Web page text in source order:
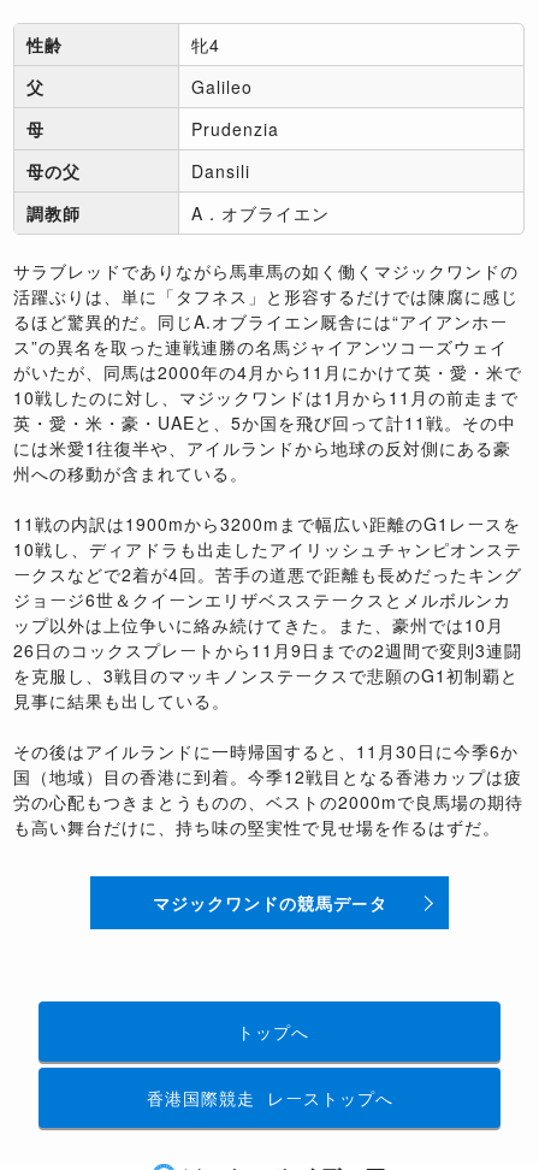
性齢
牝4
父
Galileo
母
Prudenzia
母の父
Dansili
調教師
A．オブライエン
サラブレッドでありながら馬車馬の如く働くマジックワンドの
活躍ぶりは、単に「タフネス」と形容するだけでは陳腐に感じ
るほど驚異的だ。同じA.オブライエン厩舎には“アイアンホー
ス”の異名を取った連戦連勝の名馬ジャイアンツコーズウェイ
がいたが、同馬は2000年の4月から11月にかけて英・愛・米で
10戦したのに対し、マジックワンドは1月から11月の前走まで
英・愛・米・豪・UAEと、5か国を飛び回って計11戦。その中
には米愛1往復半や、アイルランドから地球の反対側にある豪
州への移動が含まれている。
11戦の内訳は1900mから3200mまで幅広い距離のG1レースを
10戦し、ディアドラも出走したアイリッシュチャンピオンステ
ークスなどで2着が4回。苦手の道悪で距離も長めだったキング
ジョージ6世＆クイーンエリザベスステークスとメルボルンカ
ップ以外は上位争いに絡み続けてきた。また、豪州では10月
26日のコックスプレートから11月9日までの2週間で変則3連闘
を克服し、3戦目のマッキノンステークスで悲願のG1初制覇と
見事に結果も出している。
その後はアイルランドに一時帰国すると、11月30日に今季6か
国（地域）目の香港に到着。今季12戦目となる香港カップは疲
労の心配もつきまとうものの、ベストの2000mで良馬場の期待
も高い舞台だけに、持ち味の堅実性で見せ場を作るはずだ。
マジックワンドの競馬データ
トップへ
香港国際競走 レーストップへ